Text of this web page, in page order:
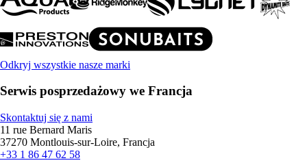
Odkryj wszystkie nasze marki
Serwis posprzedażowy we Francja
Skontaktuj się z nami
11 rue Bernard Maris
37270 Montlouis-sur-Loire, Francja
+33 1 86 47 62 58